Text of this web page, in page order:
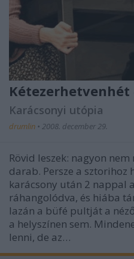
Kétezerhetvenhét
Karácsonyi utópia
drumlin • 2008. december 29.
Rövid leszek: nagyon
darab. Persze a sztorihoz
karácsony után 2 nappal
ráhangolódva, és hiába
lazán a büfé pultját a
a helyszínen sem.
lenni, de az…